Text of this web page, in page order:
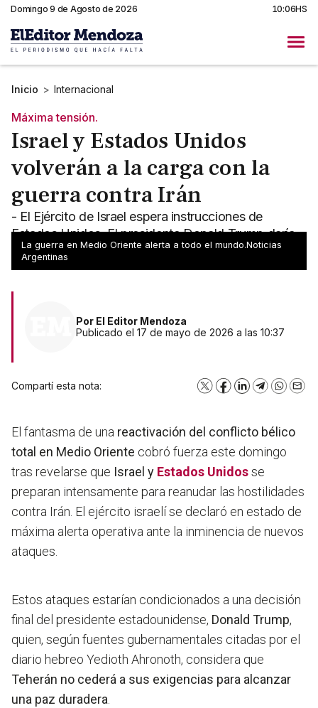
Domingo 9 de Agosto de 2026 10:06HS
Inicio > Internacional
Máxima tensión.
Israel y Estados Unidos
volverán a la carga con la
guerra contra Irán
- El Ejército de Israel espera instrucciones de
Estados Unidos. El presidente Donald Trump daría
por fracasadas las negociaciones con Teherán.
La guerra en Medio Oriente alerta a todo el mundo.Noticias
Argentinas
Por El Editor Mendoza
Publicado el 17 de mayo de 2026 a las 10:37
Compartí esta nota: X Facebook
LinkedInTelegram
El fantasma de una reactivación del conflicto bélico
total en Medio Oriente cobró fuerza este domingo
tras revelarse que Israel y Estados Unidosse
preparan intensamente para reanudar las hostilidades
contra Irán. El ejército israelí se declaró en estado de
máxima alerta operativa ante la inminencia de nuevos
ataques.
Estos ataques estarían condicionados a una decisión
final del presidente estadounidense, Donald Trump,
quien, según fuentes gubernamentales citadas por el
diario hebreo Yedioth Ahronoth, considera que
Teherán no cederá a sus exigencias para alcanzar
una paz duradera